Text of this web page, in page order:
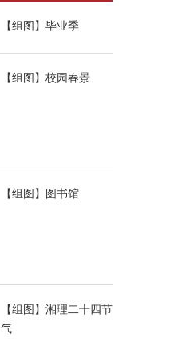
【组图】毕业季
【组图】校园春景
【组图】图书馆
【组图】湘理二十四节
气